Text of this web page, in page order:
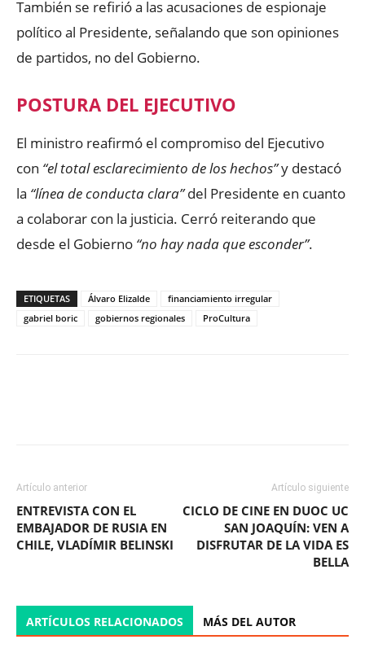
También se refirió a las acusaciones de espionaje
político al Presidente, señalando que son opiniones
de partidos, no del Gobierno.
POSTURA DEL EJECUTIVO
El ministro reafirmó el compromiso del Ejecutivo
con “el total esclarecimiento de los hechos”y destacó
la “línea de conducta clara”del Presidente en cuanto
a colaborar con la justicia. Cerró reiterando que
desde el Gobierno “no hay nada que esconder”.
ETIQUETAS Álvaro Elizalde
financiamiento irregular
gabriel boric
gobiernos regionales ProCultura
Artículo anterior
ENTREVISTA CON EL
EMBAJADOR DE RUSIA EN
CHILE, VLADÍMIR BELINSKI
Artículo siguiente
CICLO DE CINE EN DUOC UC
SAN JOAQUÍN: VEN A
DISFRUTAR DE LA VIDA ES
BELLA
ARTÍCULOS RELACIONADOS MÁS DEL AUTOR